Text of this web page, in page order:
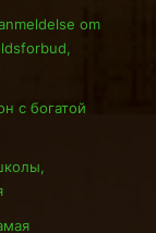
om
с богатой